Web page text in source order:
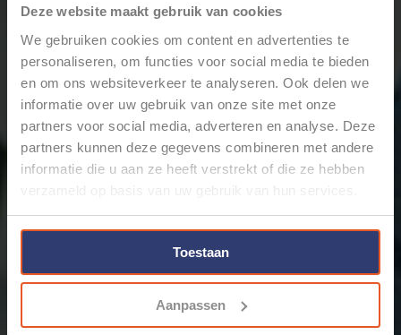
Deze website maakt gebruik van cookies
We gebruiken cookies om content en advertenties te
personaliseren, om functies voor social media te bieden
en om ons websiteverkeer te analyseren. Ook delen we
informatie over uw gebruik van onze site met onze
partners voor social media, adverteren en analyse. Deze
partners kunnen deze gegevens combineren met andere
informatie die u aan ze heeft verstrekt of die ze hebben
verzameld op basis van uw gebruik van hun services.
Toestaan
Aanpassen
Bedrijf:
E-mail:*
Telefoon:
Onderwerp:*
Bericht:*